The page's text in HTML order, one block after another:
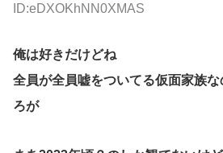
ID:eDXOKhNN0XMAS
俺は好きだけどね
全員が全員嘘をついてる仮面家族な
ろが